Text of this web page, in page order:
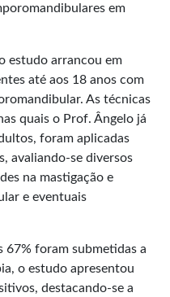
em
estudo arrancou em
até aos 18 anos com
As técnicas
quais o Prof. Ângelo já
foram aplicadas
avaliando-se diversos
na mastigação e
e eventuais
67% foram submetidas a
o estudo apresentou
destacando-se a